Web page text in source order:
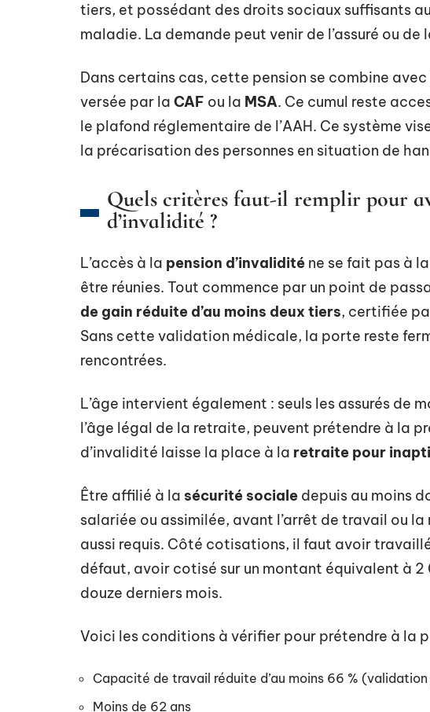
tiers, et possédant des droits sociaux suffisants
maladie. La demande peut venir de l’assuré ou de
Dans certains cas, cette pension se combine avec
versée par la CAF ou la MSA. Ce cumul reste
le plafond réglementaire de l’AAH. Ce système
la précarisation des personnes en situation de
Quels critères faut-il remplir pour
d’invalidité ?
L’accès à la pension d’invalidité ne se fait pas à
être réunies. Tout commence par un point de
de gain réduite d’au moins deux tiers, certifiée
Sans cette validation médicale, la porte reste
rencontrées.
L’âge intervient également : seuls les assurés de
l’âge légal de la retraite, peuvent prétendre à la
d’invalidité laisse la place à la retraite pour
Être affilié à la sécurité sociale depuis au moins
salariée ou assimilée, avant l’arrêt de travail ou
aussi requis. Côté cotisations, il faut avoir
défaut, avoir cotisé sur un montant équivalent à 2
douze derniers mois.
Voici les conditions à vérifier pour prétendre à la
Capacité de travail réduite d’au moins 66 %
Moins de 62 ans